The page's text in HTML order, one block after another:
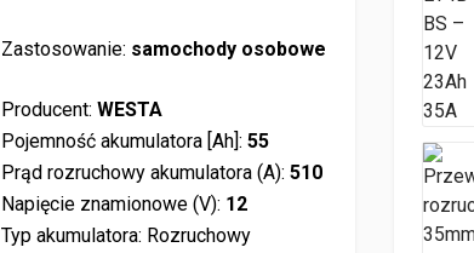
Zastosowanie: samochody osobowe
Producent: WESTA
Pojemność akumulatora [Ah]: 55
Prąd rozruchowy akumulatora (A): 510
Napięcie znamionowe (V): 12
Typ akumulatora: Rozruchowy